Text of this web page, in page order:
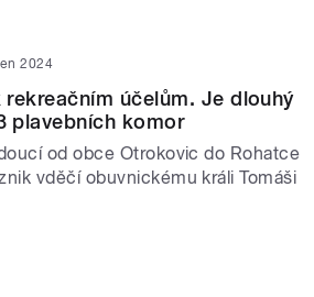
2024
účelům. Je dlouhý
plavebních komor
od obce Otrokovic do Rohatce
vděčí obuvnickému králi Tomáši